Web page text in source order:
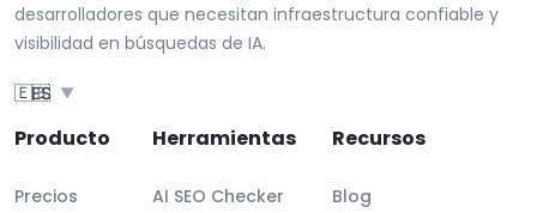
desarrolladores que necesitan infraestructura confiable y
visibilidad en búsquedas de IA.
🇪🇸
ES ▼
Producto
Precios
Herramientas
AI SEO Checker
Recursos
Blog